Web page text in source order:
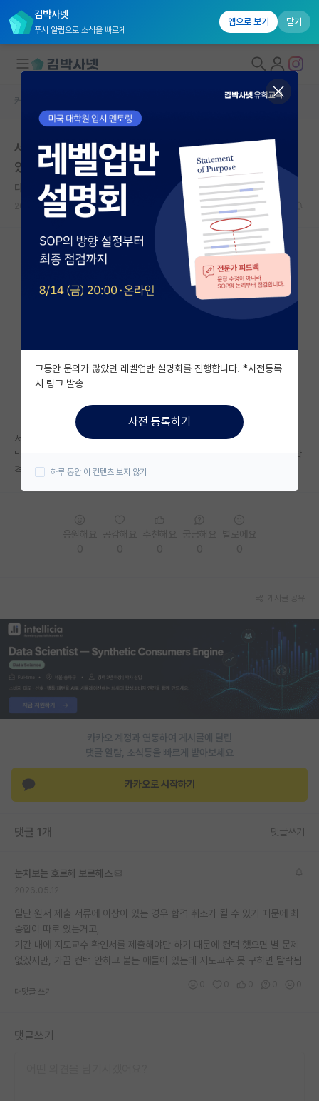
김박사넷
푸시 알림으로 소식을 빠르게
앱으로 보기 닫기
대학원생 모집
국내대학원 정보
연구실&오픈랩
커뮤니티
커뮤니티 홈
전체글보기
베스트 게시판
자유 게시판(아무개랩)
미국 유학 게시판
미국 대학원 합격 후기 게시판
대학원생 모집 게시판
연구실(PI) 홍보 게시판
임용 후기 게시판
PI 전용 게시판
인문사회 계열 게시판
특수/전문대학원 게시판
반도체/AI 게시판
장학금/장학생 게시판
학술 정보 게시판
홍보 게시판
이벤트
반도체 아카데미
커뮤니티 홈
서울대 서류, 면접, 컨택 다 통과하고도 불합하는 경우가
있나요?
다정한 쿠르트 괴델
2026.05.12 611
서류, 면접, 컨택 각 단계를 다 통과하긴 했는데,
막상 합불은 면접 성적순이라고 나와 있길래 각 단계 통과하는 거랑 최종 합
격은 별개인가 해서요…
카카오 계정과 연동하여 게시글에 달린
댓글 알람, 소식등을 빠르게 받아보세요
카카오로 시작하기
댓글 1개 댓글쓰기
눈치보는 호르헤 보르헤스
일단 원서 제출 서류에 이상이 있는 경우 합격 취소가 될 수 있기 때문에 최
종합이 따로 있는거고,
기간 내에 지도교수 확인서를 제출해야만 하기 때문에 컨택 했으면 별 문제
없겠지만, 가끔 컨택 안하고 붙는 애들이 있는데 지도교수 못 구하면 탈락됨
대댓글 쓰기
댓글쓰기
그동안 문의가 많았던 레벨업반 설명회를 진행합니다. *사전등록
시 링크 발송
사전 등록하기
하루 동안 이 컨텐츠 보지 않기